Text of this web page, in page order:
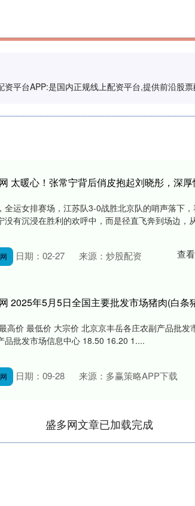
平台APP:是国内正规线上配资平台,提供前沿股
太暖心！张常宁背后俏皮抱起刘晓彤，深厚
全运女排赛场，江苏队3-0战胜北京队的哨声落下，
没有沉浸在胜利的欢呼中，而是径直飞奔到场边，
日期：02-27 来源：炒股配资 查看
2025年5月5日全国主要批发市场猪肉(白条
高价 最低价 大宗价 北京京丰岳各庄农副产品批
品批发市场信息中心 18.50 16.20 1....
日期：09-28 来源：多赢策略APP下载
盛多网文章已加载完成